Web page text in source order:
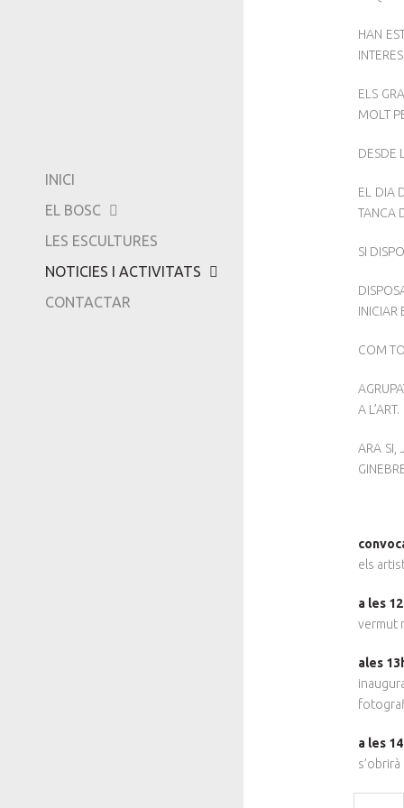
INICI
EL BOSC
AMICS DE CAN
LES ESCULTURES
NOTICIES I ACTIVITATS
CONTACTAR
HAN
ELS
MOLT
DESDE
EL DIA
TANCA
SI
INICIAR
COM
A L’ART.
ARA SI,
els
a les
vermut
ales
a les